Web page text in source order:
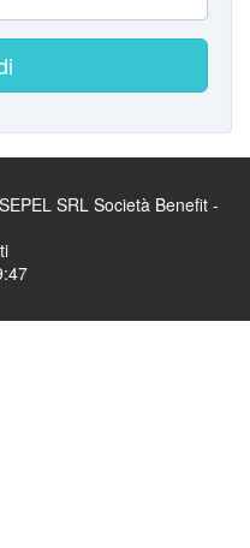
SRL Società Benefit -